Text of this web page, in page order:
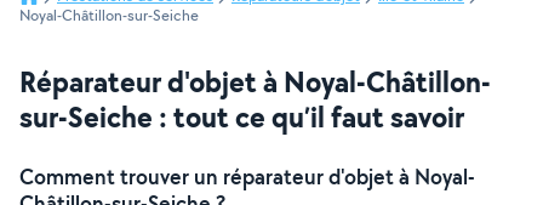
Noyal-Châtillon-sur-Seiche
Réparateur d'objet à Noyal-Châtillon-
sur-Seiche : tout ce qu’il faut savoir
Comment trouver un réparateur d'objet à Noyal-